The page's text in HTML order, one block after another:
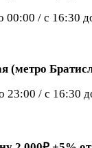
/ с 16:30
(метро
/ с 16:30